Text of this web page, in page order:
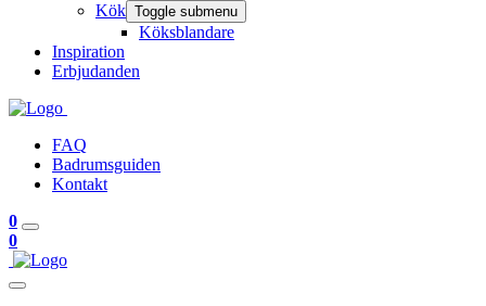
Kök Toggle submenu
Köksblandare
Inspiration
Erbjudanden
FAQ
Badrumsguiden
Kontakt
0
0